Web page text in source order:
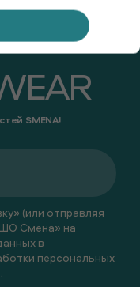
SMENA!
(или отправляя
Смена» на
в
персональных
.